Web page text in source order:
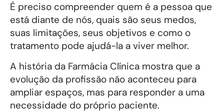
É preciso compreender quem é a pessoa que
está diante de nós, quais são seus medos,
suas limitações, seus objetivos e como o
tratamento pode ajudá-la a viver melhor.
A história da Farmácia Clínica mostra que a
evolução da profissão não aconteceu para
ampliar espaços, mas para responder a uma
necessidade do próprio paciente.